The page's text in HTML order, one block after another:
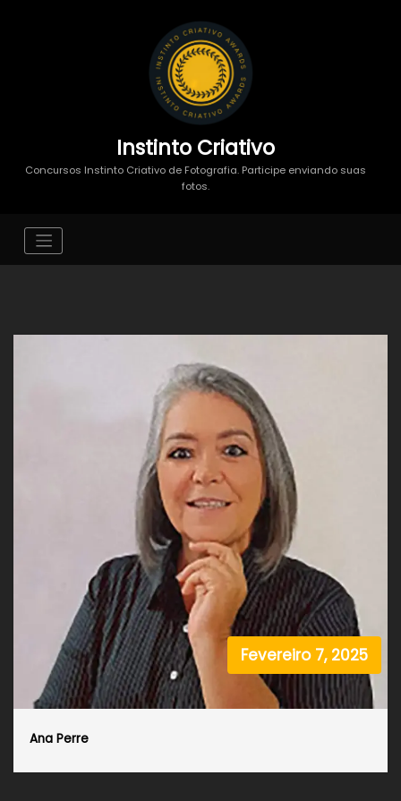
Instinto Criativo
Concursos Instinto Criativo de Fotografia. Participe enviando suas
fotos.
Fevereiro 7, 2025
Ana Perre